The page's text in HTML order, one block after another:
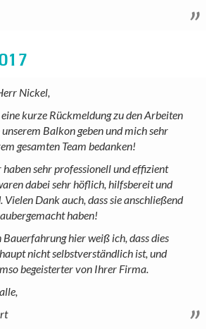
Nickel,
kurze Rückmeldung zu den Arbeiten
Balkon geben und mich sehr
gesamten Team bedanken!
sehr professionell und effizient
dabei sehr höflich, hilfsbereit und
Dank auch, dass sie anschließend
haben!
Bauerfahrung hier weiß ich, dass dies
nicht selbstverständlich ist, und
begeisterter von Ihrer Firma.